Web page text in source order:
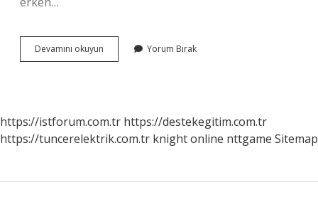
Devamını okuyun
Hangi
Yorum Bırak
https://istforum.com.tr https://destekegitim.com.tr
https://tuncerelektrik.com.tr knight online nttgame Sitemap